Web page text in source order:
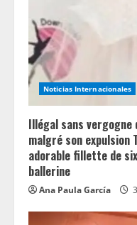
Noticias Internacionales
Illégal sans
malgré son expulsion
adorable fillette de
ballerine
Ana Paula García